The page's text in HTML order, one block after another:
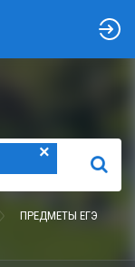
×
НАЙТИ
ПРЕДМЕТЫ ЕГЭ